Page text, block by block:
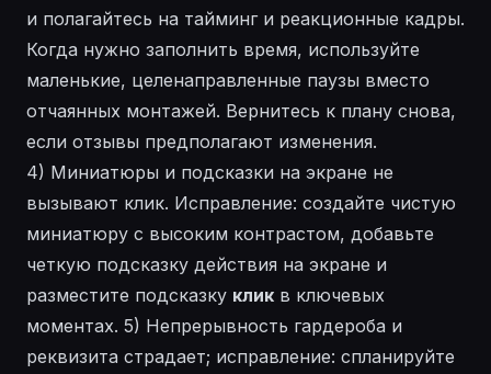
и полагайтесь на тайминги реакционные кадры.
Когда нужно заполнить время, используйте
маленькие, целенаправленные паузы вместо
отчаянных монтажей. Вернитесь к плану снова,
если отзывы предполагают изменения.
4) Миниатюры и подсказки на экране не
вызывают клик. Исправление: создайте чистую
миниатюру с высоким контрастом, добавьте
четкую подсказку действия на экране и
разместите подсказку клик в ключевых
моментах. 5) Непрерывность гардероба и
реквизита страдает; исправление: спланируйте